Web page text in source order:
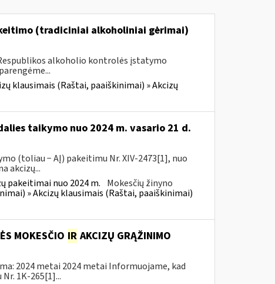
(tradiciniai alkoholiniai gėrimai)
alkoholio kontrolės įstatymo
klausimais (Raštai, paaiškinimai) » Akcizų
taikymo nuo 2024 m. vasario 21 d.
(toliau − AĮ) pakeitimu Nr. XIV-2473[1], nuo
akcizų...
pakeitimai nuo 2024 m. Mokesčių žinyno
» Akcizų klausimais (Raštai, paaiškinimai)
MOKESČIO IR AKCIZŲ GRĄŽINIMO
2024 metai 2024 metai Informuojame, kad
1K-265[1]...